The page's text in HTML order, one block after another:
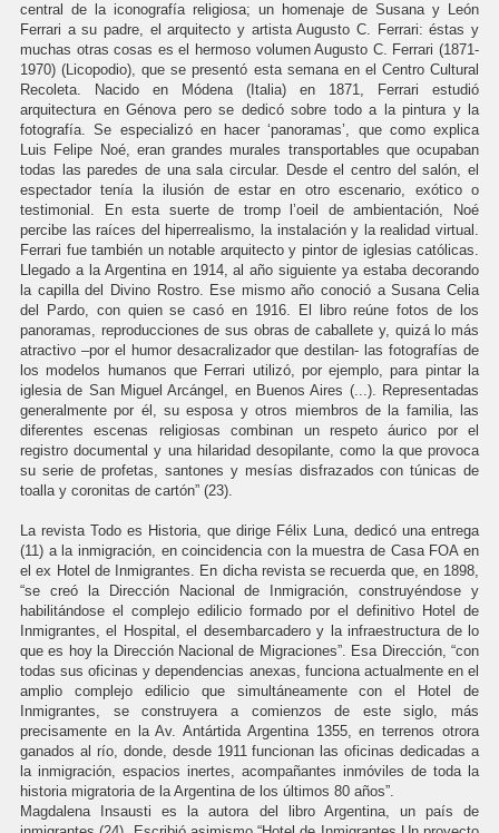
central de la iconografía religiosa; un homenaje de Susana y León
Ferrari a su padre, el arquitecto y artista Augusto C. Ferrari: éstas y
muchas otras cosas es el hermoso volumen Augusto C. Ferrari (1871-
1970) (Licopodio), que se presentó esta semana en el Centro Cultural
Recoleta. Nacido en Módena (Italia) en 1871, Ferrari estudió
arquitectura en Génova pero se dedicó sobre todo a la pintura y la
fotografía. Se especializó en hacer ‘panoramas’, que como explica
Luis Felipe Noé, eran grandes murales transportables que ocupaban
todas las paredes de una sala circular. Desde el centro del salón, el
espectador tenía la ilusión de estar en otro escenario, exótico o
testimonial. En esta suerte de tromp l’oeil de ambientación, Noé
percibe las raíces del hiperrealismo, la instalación y la realidad virtual.
Ferrari fue también un notable arquitecto y pintor de iglesias católicas.
Llegado a la Argentina en 1914, al año siguiente ya estaba decorando
la capilla del Divino Rostro. Ese mismo año conoció a Susana Celia
del Pardo, con quien se casó en 1916. El libro reúne fotos de los
panoramas, reproducciones de sus obras de caballete y, quizá lo más
atractivo –por el humor desacralizador que destilan- las fotografías de
los modelos humanos que Ferrari utilizó, por ejemplo, para pintar la
iglesia de San Miguel Arcángel, en Buenos Aires (...). Representadas
generalmente por él, su esposa y otros miembros de la familia, las
diferentes escenas religiosas combinan un respeto áurico por el
registro documental y una hilaridad desopilante, como la que provoca
su serie de profetas, santones y mesías disfrazados con túnicas de
toalla y coronitas de cartón” (23).
La revista Todo es Historia, que dirige Félix Luna, dedicó una entrega
(11) a la inmigración, en coincidencia con la muestra de Casa FOA en
el ex Hotel de Inmigrantes. En dicha revista se recuerda que, en 1898,
“se creó la Dirección Nacional de Inmigración, construyéndose y
habilitándose el complejo edilicio formado por el definitivo Hotel de
Inmigrantes, el Hospital, el desembarcadero y la infraestructura de lo
que es hoy la Dirección Nacional de Migraciones”. Esa Dirección, “con
todas sus oficinas y dependencias anexas, funciona actualmente en el
amplio complejo edilicio que simultáneamente con el Hotel de
Inmigrantes, se construyera a comienzos de este siglo, más
precisamente en la Av. Antártida Argentina 1355, en terrenos otrora
ganados al río, donde, desde 1911 funcionan las oficinas dedicadas a
la inmigración, espacios inertes, acompañantes inmóviles de toda la
historia migratoria de la Argentina de los últimos 80 años”.
Magdalena Insausti es la autora del libro Argentina, un país de